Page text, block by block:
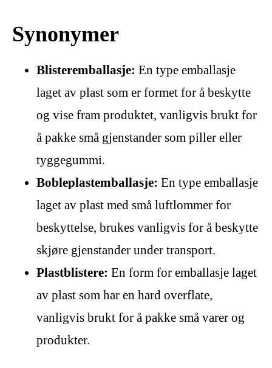
Synonymer
Blisteremballasje: En type emballasje
laget av plast som er formet for å beskytte
og vise fram produktet, vanligvis brukt for
å pakke små gjenstander som piller eller
tyggegummi.
Bobleplastemballasje: En type emballasje
laget av plast med små luftlommer for
beskyttelse, brukes vanligvis for å beskytte
skjøre gjenstander under transport.
Plastblistere: En form for emballasje laget
av plast som har en hard overflate,
vanligvis brukt for å pakke små varer og
produkter.